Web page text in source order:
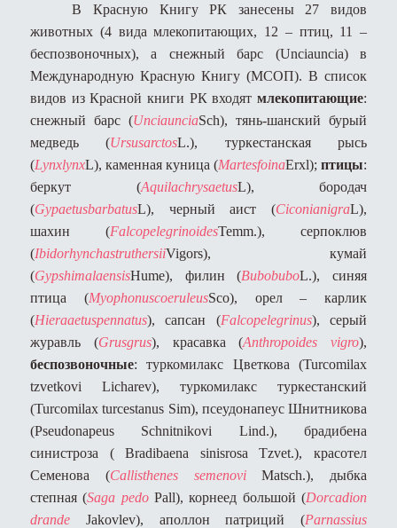
В Красную Книгу РК занесены 27 видов
животных (4 вида млекопитающих, 12 – птиц, 11 –
беспозвоночных), а снежный барс (Unciauncia) в
Международную Красную Книгу (МСОП). В список
видов из Красной книги РК входят млекопитающие:
снежный барс (UnciaunciaSch), тянь-шанский бурый
медведь (UrsusarctosL.), туркестанская рысь
(LynxlynxL), каменная куница (MartesfoinaErxl); птицы:
беркут (AquilachrysaetusL), бородач
(GypaetusbarbatusL), черный аист (CiconianigraL),
шахин (FalcopelegrinoidesTemm.), серпоклюв
(IbidorhynchastruthersiiVigors), кумай
(GypshimalaensisHume), филин (BubobuboL.), синяя
птица (MyophonuscoeruleusSco), орел – карлик
(Hieraaetuspennatus), сапсан (Falcopelegrinus),серый
журавль (Grusgrus), красавка (Anthropoides vigro),
беспозвоночные: туркомилакс Цветкова (Turcomilax
tzvetkovi Licharev), туркомилакс туркестанский
(Turcomilax turcestanus Sim), псеудонапеус Шнитникова
(Pseudonapeus Schnitnikovi Lind.), брадибена
синистроза ( Bradibaena sinisrosa Tzvet.), красотел
Семенова (Callisthenes semenoviMatsch.), дыбка
степная (Saga pedoPall), корнеед большой (Dorсadion
drande Jakovlev), аполлон патриций (Parnassius